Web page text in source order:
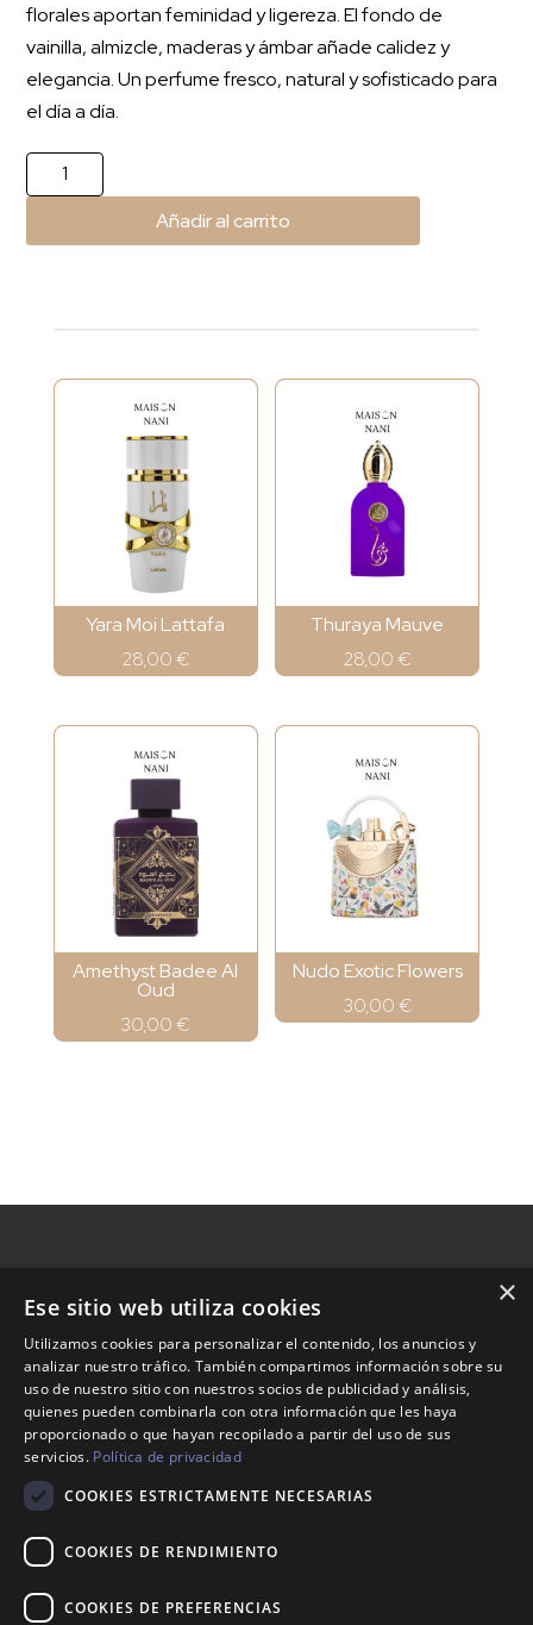
florales aportan feminidad y ligereza. El fondo de
vainilla, almizcle, maderas y ámbar añade calidez y
elegancia. Un perfume fresco, natural y sofisticado para
el día a día.
Nudo
Green
Añadir al carrito
Yara Moi Lattafa
28,00 €
Thuraya Mauve
28,00€
Amethyst Badee Al
Oud
30,00€
Nudo Exotic Flowers
30,00 €
Nosotros
Tienda
Contacto
Política de devoluciones
×
Ese sitio web utiliza cookies
Utilizamos cookies para personalizar el contenido, los anuncios y
analizar nuestro tráfico. También compartimos información sobre su
uso de nuestro sitio con nuestros socios de publicidad y análisis,
quienes pueden combinarla con otra información que les haya
proporcionado o que hayan recopilado a partir del uso de sus
servicios. Política de privacidad
COOKIES ESTRICTAMENTE NECESARIAS
COOKIES DE RENDIMIENTO
COOKIES DE PREFERENCIAS